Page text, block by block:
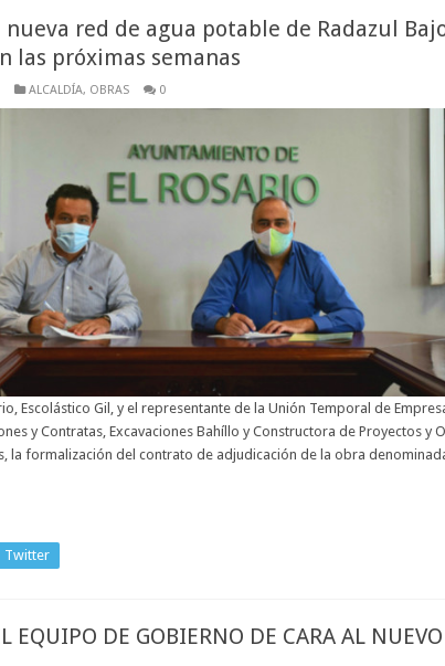
nueva red de agua potable de Radazul
las próximas semanas
ALCALDÍA, OBRAS 0
Escolástico Gil, y el representante de la Unión Temporal de
y Contratas, Excavaciones Bahíllo y Constructora de Proyectos y
la formalización del contrato de adjudicación de la obra
Twitter
EQUIPO DE GOBIERNO DE CARA AL